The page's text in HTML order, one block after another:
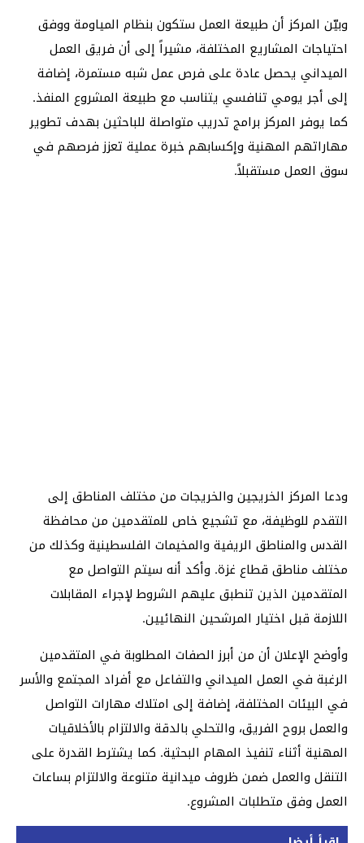
وبيّن المركز أن طبيعة العمل ستكون بنظام المياومة ووفق
احتياجات المشاريع المختلفة، مشيراً إلى أن فريق العمل
الميداني يحصل عادة على فرص عمل شبه مستمرة، إضافة
إلى أجر يومي تنافسي يتناسب مع طبيعة المشروع المنفذ.
كما يوفر المركز برامج تدريب متواصلة للباحثين بهدف تطوير
مهاراتهم المهنية وإكسابهم خبرة عملية تعزز فرصهم في
سوق العمل مستقبلاً.
ودعا المركز الخريجين والخريجات من مختلف المناطق إلى
التقدم للوظيفة، مع تشجيع خاص للمتقدمين من محافظة
القدس والمناطق الريفية والمخيمات الفلسطينية وكذلك من
مختلف مناطق قطاع غزة. وأكد أنه سيتم التواصل مع
المتقدمين الذين تنطبق عليهم الشروط لإجراء المقابلات
اللازمة قبل اختيار المرشحين النهائيين.
وأوضح الإعلان أن من أبرز الصفات المطلوبة في المتقدمين
الرغبة في العمل الميداني والتفاعل مع أفراد المجتمع والأسر
في البيئات المختلفة، إضافة إلى امتلاك مهارات التواصل
والعمل بروح الفريق، والتحلي بالدقة والالتزام بالأخلاقيات
المهنية أثناء تنفيذ المهام البحثية. كما يشترط القدرة على
التنقل والعمل ضمن ظروف ميدانية متنوعة والالتزام بساعات
العمل وفق متطلبات المشروع.